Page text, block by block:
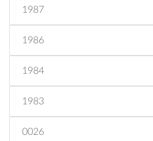
1987
1986
1984
1983
0026